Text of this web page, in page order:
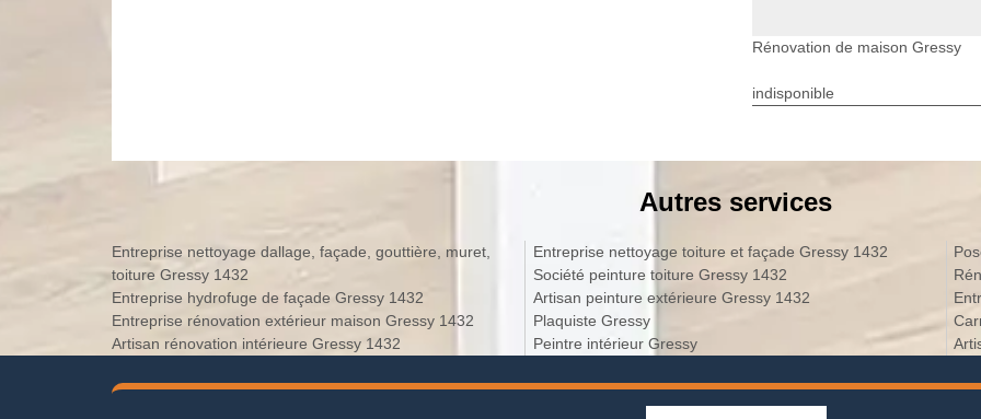
Rénovation de maison Gressy
indisponible
Autres services
Entreprise nettoyage dallage, façade, gouttière, muret,
toiture Gressy 1432
Entreprise hydrofuge de façade Gressy 1432
Entreprise rénovation extérieur maison Gressy 1432
Artisan rénovation intérieure Gressy 1432
Entreprise nettoyage toiture et façade Gressy 1432
Société peinture toiture Gressy 1432
Artisan peinture extérieure Gressy 1432
Plaquiste Gressy
Peintre intérieur Gressy